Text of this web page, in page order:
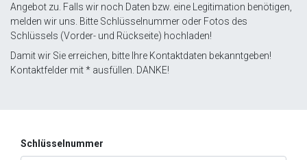
Angebot zu. Falls wir noch Daten bzw. eine Legitimation benötigen,
melden wir uns. Bitte Schlüsselnummer oder Fotos des
Schlüssels (Vorder- und Rückseite) hochladen!
Damit wir Sie erreichen, bitte Ihre Kontaktdaten bekanntgeben!
Kontaktfelder mit * ausfüllen. DANKE!
Schlüsselnummer